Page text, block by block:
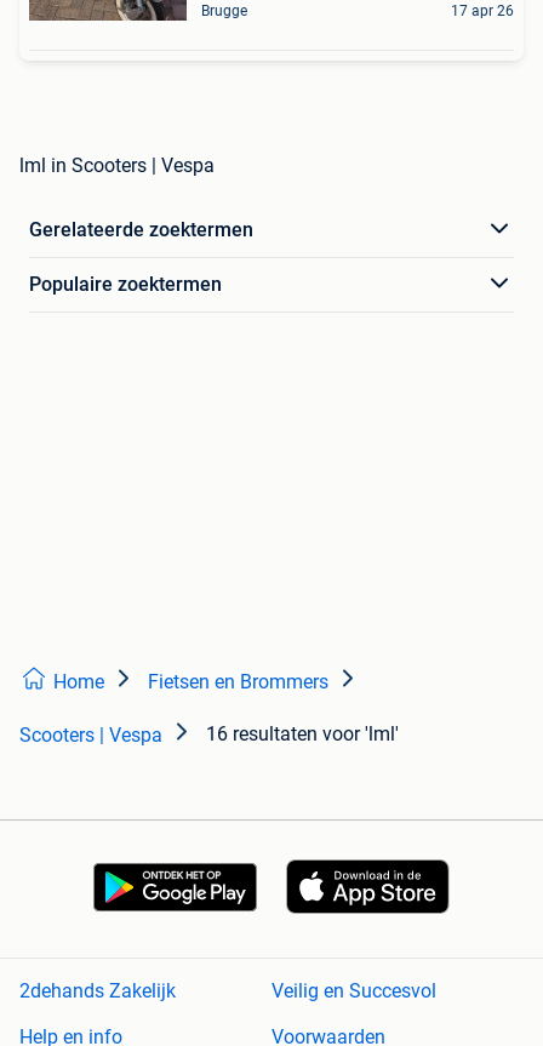
Brugge 17 apr 26
lml in Scooters | Vespa
Gerelateerde zoektermen
Populaire zoektermen
Home Fietsen en Brommers
Scooters | Vespa 16 resultaten voor 'lml'
2dehands Zakelijk
Veilig en Succesvol
Help en info
Voorwaarden